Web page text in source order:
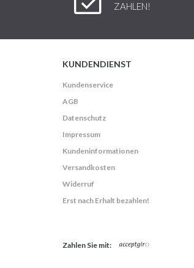
ZAHLEN!
KUNDENDIENST
Kundenservice
AGB
Datenschutz
Impressum
Kundeninformationen
Versandkosten
Widerruf
Erst nach Erhalt bezahlen!
Zahlen Sie mit: